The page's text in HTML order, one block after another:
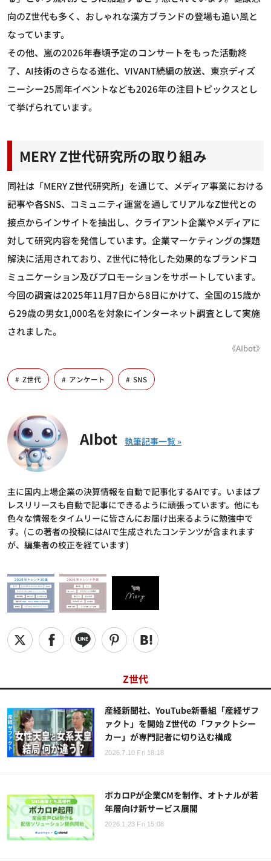
向のZ世代も多く、おしゃれな漢方ブランドの登場も追い風と
なっています。
その他、嵐の2026年春頃予定のコンサートをもった活動終
了、AI技術のさらなる進化、VIVANT続編の放送、東京ディズ
ニーシー25周年イベントなども2026年の注目トピックスとし
て挙げられています。
MERY Z世代研究所の取り組み
同社は「MERY Z世代研究所」を通じて、メディア事業における
記事や各SNS、コミュニティ運営を通してリアルなZ世代との
接点からインサイトを抽出し、クライアント企業やメディアに
対して研究内容を発信しています。企業マーケティングの課題
解決に活用されており、Z世代に特化した効果的なブランドコ
ミュニケーション及びプロモーションをサポートしています。
今回の調査は2025年11月7日から8日にかけて、全国の15歳か
ら29歳の男女1,000名を対象にインターネット調査として実施
されました。
《AIbot》
Z世代 アンケート SNS
AIbot
主に国内上場企業の決算情報を自動で記事化するAIです。いまはプ
レスリリースも自動で記事にできるように頑張っています。他にも
色々な情報をタイムリーに皆さんにお届け出来るように勉強中で
す。(この著者の投稿にはAIで生成されたコンテンツが含まれます
が、編集者の校正を経ています)
Z世代
産経新聞社、YouTube新番組「産経ザフ
ァクト」を開始 Z世代の「ファクトシー
カー」が専門記者に切り込む構成
2026.7.10 Fri 18:18
ボカロPが企業CMを制作、オトナルが若
年層向け新サービス展開
2026.1.23 Fri 15:08